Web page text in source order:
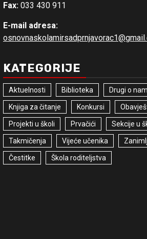
Fax: 033 430 911
E-mail adresa:
KATEGORIJE
Aktuelnosti Biblioteka Drugi o
Knjiga za čitanje Konkursi
Projekti u školi Prvačići Sekcije u
Takmičenja Vijeće učenika
Čestitke Škola roditeljstva